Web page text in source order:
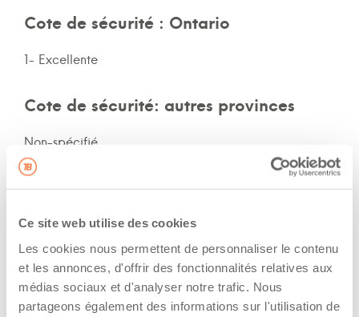
Ce site web utilise des cookies
Les cookies nous permettent de personnaliser le contenu
et les annonces, d'offrir des fonctionnalités relatives aux
médias sociaux et d'analyser notre trafic. Nous
partageons également des informations sur l'utilisation de
Cote de sécurité : Ontario
1- Excellente
Cote de sécurité: autres provinces
Non-spécifié
Assurances et immatriculation
Possède ses propres assurances
The driver hold a driving licence from:
quebec